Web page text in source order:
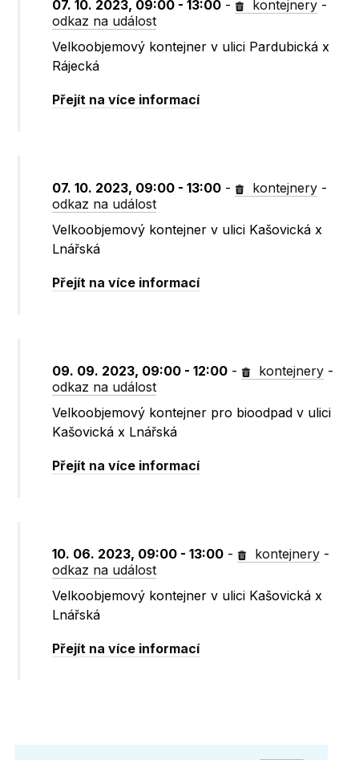
07. 10. 2023, 09:00 - 13:00 - kontejnery -
odkaz na událost
Velkoobjemový kontejner v ulici Pardubická x
Rájecká
Přejít na více informací
07. 10. 2023, 09:00 - 13:00 - kontejnery -
odkaz na událost
Velkoobjemový kontejner v ulici Kašovická x
Lnářská
Přejít na více informací
09. 09. 2023, 09:00 - 12:00 - kontejnery -
odkaz na událost
Velkoobjemový kontejner pro bioodpad v ulici
Kašovická x Lnářská
Přejít na více informací
10. 06. 2023, 09:00 - 13:00 - kontejnery -
odkaz na událost
Velkoobjemový kontejner v ulici Kašovická x
Lnářská
Přejít na více informací